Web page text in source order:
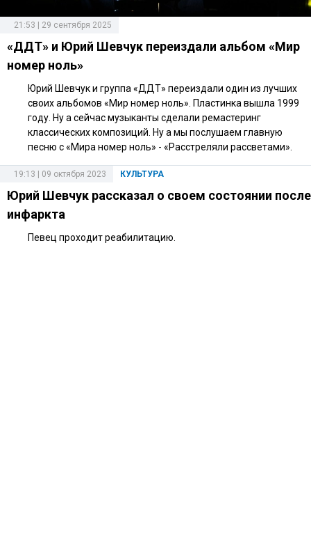
21:53 | 29 сентября 2025
«ДДТ» и Юрий Шевчук переиздали альбом «Мир
номер ноль»
Юрий Шевчук и группа «ДДТ» переиздали один из лучших
своих альбомов «Мир номер ноль». Пластинка вышла 1999
году. Ну а сейчас музыканты сделали ремастеринг
классических композиций. Ну а мы послушаем главную
песню с «Мира номер ноль» - «Расстреляли рассветами».
КУЛЬТУРА
19:13 | 09 октября 2023
Юрий Шевчук рассказал о своем состоянии после
инфаркта
Певец проходит реабилитацию.